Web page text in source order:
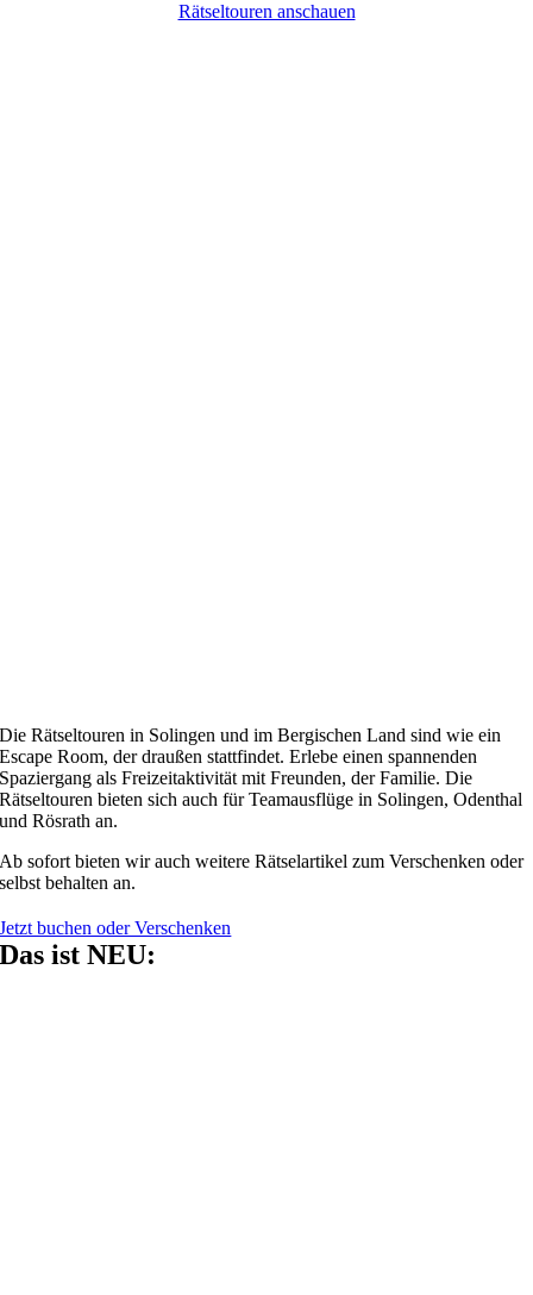
Rätseltouren anschauen
Die Rätseltouren in Solingen und im Bergischen Land sind wie ein
Escape Room, der draußen stattfindet. Erlebe einen spannenden
Spaziergang als Freizeitaktivität mit Freunden, der Familie. Die
Rätseltouren bieten sich auch für Teamausflüge in Solingen, Odenthal
und Rösrath an.
Ab sofort bieten wir auch weitere Rätselartikel zum Verschenken oder
selbst behalten an.
Jetzt buchen oder Verschenken
Das ist NEU: